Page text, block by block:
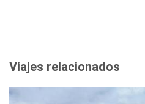
Viajes relacionados